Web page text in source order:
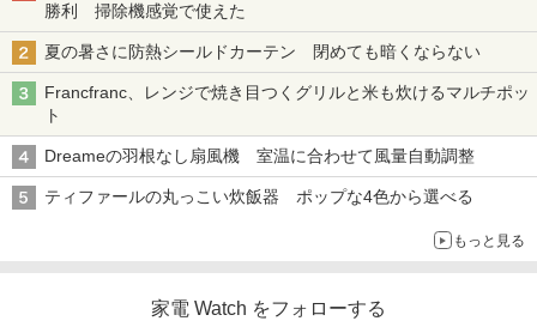
勝利 掃除機感覚で使えた
夏の暑さに防熱シールドカーテン 閉めても暗くならない
Francfranc、レンジで焼き目つくグリルと米も炊けるマルチポッ
ト
Dreameの羽根なし扇風機 室温に合わせて風量自動調整
ティファールの丸っこい炊飯器 ポップな4色から選べる
もっと見る
家電 Watch をフォローする